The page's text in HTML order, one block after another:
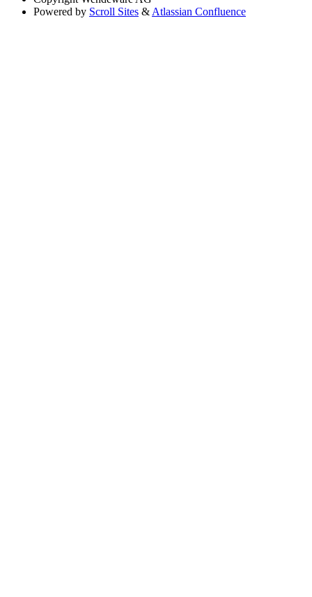
Powered by Scroll Sites & Atlassian Confluence